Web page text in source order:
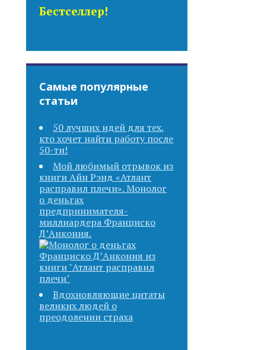
Бестселлер!
Самые популярные
статьи
50 лучших идей для тех,
кто хочет найти работу после
50-ти!
Мой любимый отрывок из
книги Айн Рэнд «Атлант
расправил плечи». Монолог
о деньгах
предпринимателя-
миллиардера Франциско
Д’Анкония.
Вдохновляющие цитаты
великих людей о
преодолении страха